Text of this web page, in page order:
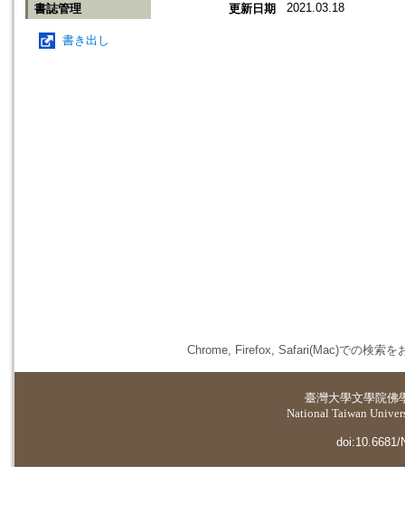
書誌管理
書き出し
更新日期 2021.03.18
Chrome, Firefox, Safari(Mac)での検索を
臺灣大學文學院佛
National Taiwan
doi:10.6681/